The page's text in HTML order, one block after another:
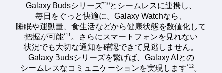
Galaxy Budsシリーズ*10とシームレスに連携し、
毎日をぐっと快適に。Galaxy Watchなら、
睡眠や運動量、食生活などから健康状態を数値化して
把握が可能*11 。さらにスマートフォンを見れない
状況でも大切な通知を確認できて見逃しません。
Galaxy Budsシリーズを繋げば、Galaxy AIとの
シームレスなコミュニケーションを実現します*12 。